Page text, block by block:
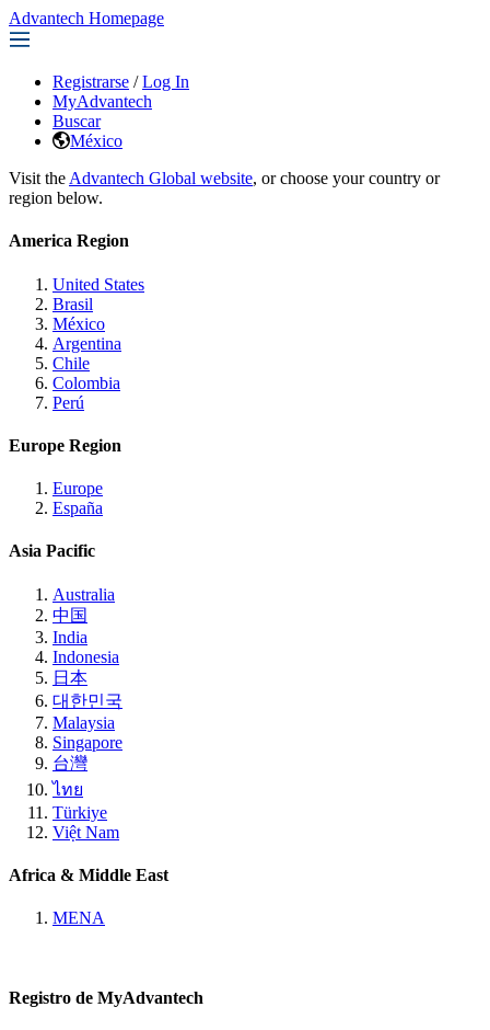
Advantech Homepage
Registrarse / Log In
MyAdvantech
Buscar
México
Visit the Advantech Global website, or choose your country or
region below.
America Region
United States
Brasil
México
Argentina
Chile
Colombia
Perú
Europe Region
Europe
España
Asia Pacific
Australia
中国
India
Indonesia
日本
대한민국
Malaysia
Singapore
台灣
ไทย
Türkiye
Việt Nam
Africa & Middle East
MENA
Registro de MyAdvantech